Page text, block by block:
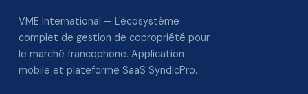
VME International — L'écosystème
complet de gestion de copropriété pour
le marché francophone. Application
mobile et plateforme SaaS SyndicPro.